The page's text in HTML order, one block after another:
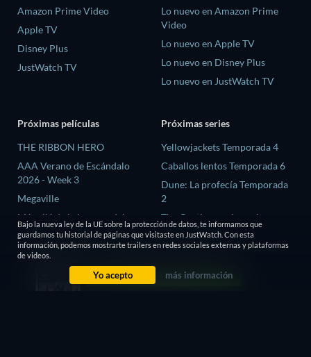
Amazon Prime Video
Apple TV
Disney Plus
JustWatch TV
Lo nuevo en Amazon Prime
Video
Lo nuevo en Apple TV
Lo nuevo en Disney Plus
Lo nuevo en JustWatch TV
Próximas películas
THE RIBBON HERO
AAA Verano de Escándalo
2026 - Week 3
Megaville
Más allá de la barrera del
tiempo
El proceso de las brujas
Próximas series
Yellowjackets Temporada 4
Caballos lentos Temporada 6
Dune: La profecía Temporada
2
The Gentlemen: La serie
Temporada 2
El amor es ciego: Reino Unido
Bajo la nueva ley de la UE sobre la protección de datos, te informamos que
guardamos tu historial de páginas que visitaste en JustWatch. Con esta
información, podemos mostrarte trailers en redes sociales externas y plataformas
de videos.
Yo acepto más información